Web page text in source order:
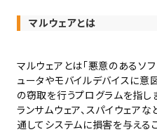
マルウェアとは
マルウェアとは「悪意のあるソ
ュータやモバイルデバイスに意
の窃取を行うプログラムを指し
ランサムウェア、スパイウェア
通してシステムに損害を与える